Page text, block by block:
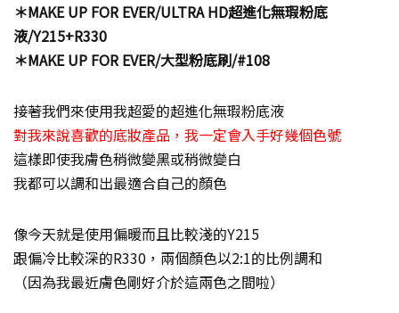
＊MAKE UP FOR EVER/ULTRA HD超進化無瑕粉底
液/Y215+R330
＊MAKE UP FOR EVER/大型粉底刷/#108
接著我們來使用我超愛的超進化無瑕粉底液
對我來說喜歡的底妝產品，我一定會入手好幾個色號
這樣即使我膚色稍微變黑或稍微變白
我都可以調和出最適合自己的顏色
像今天就是使用偏暖而且比較淺的Y215
跟偏冷比較深的R330，兩個顏色以2:1的比例調和
（因為我最近膚色剛好介於這兩色之間啦）